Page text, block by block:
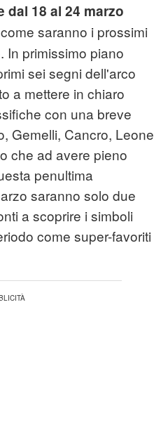
dal 18 al 24 marzo
saranno i prossimi
In primissimo piano
sei segni dell'arco
a mettere in chiaro
con una breve
Gemelli, Cancro, Leone
che ad avere pieno
penultima
saranno solo due
a scoprire i simboli
come super-favoriti